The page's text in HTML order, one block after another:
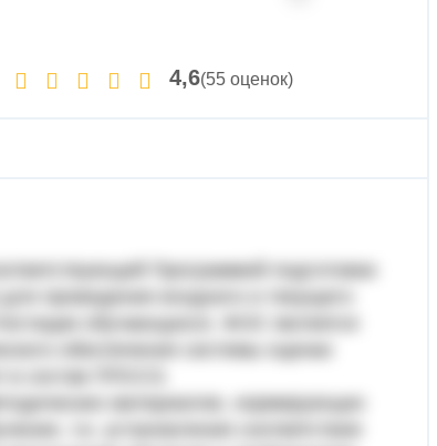
4,6(55 оценок)
Программой подготовки
материалов, нормирующих